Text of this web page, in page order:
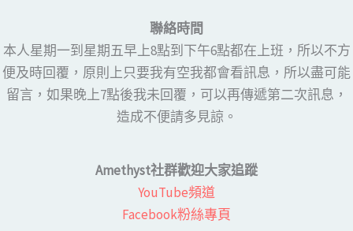
聯絡時間
本人星期一到星期五早上8點到下午6點都在上班，所以不方
便及時回覆，原則上只要我有空我都會看訊息，所以盡可能
留言，如果晚上7點後我未回覆，可以再傳遞第二次訊息，
造成不便請多見諒。
Amethyst社群歡迎大家追蹤
YouTube頻道
Facebook粉絲專頁​